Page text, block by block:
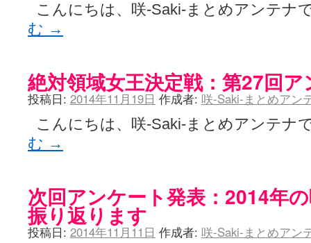
Hinamado blog - 咲-Saki- / リハビリテーション (04:56)
EL HOLAZO - 咲-Saki- / 吉野から上り方面の帰り道、亀山JCT-四日市
まったり咲SS他ブログ - 咲-Saki- / 照と洋榎のANN第9回 (09:00)
咲-Saki-カツゲン備忘録 / 咲-Saki-154局 【奮起】 マジかー！ (13:30)
百合っぽいぶろぐ - 咲-Saki- / シノハユ the down of age 5巻 (06:32)
あかどる日和 - 咲-saki- / 【今回は考察ではなく】原村和-のどっち-の
妥当麻雀界ブログ / コミックマーケット８９に参加します
(11:00)
咲-saki-速報 / 一時休止のお知らせ
ぴゅーく☆すてっぷ - 咲-Saki- / ブログ終了のお知らせ
(12:51)
What You Mean ? - 咲-Saki- / 第2回清澄エリア聖地巡礼ツアーレポート
左を向いて » 咲-saki- / 【シノハユ】第26話「一別以来」/咲日和・阿
primary colors / 久誕イエ～～～～～～イ！！！！！！ (10:16)
こんにちは、咲-Saki-まとめアンテ
む →
絶対領域女王決定戦：第27回
投稿日: 2014年11月19日 作成者: 咲-Saki-まとめアン
こんにちは、咲-Saki-まとめアンテ
む →
次回アンケート発表：2014年
振り返ります
投稿日: 2014年11月11日 作成者: 咲-Saki-まとめアン